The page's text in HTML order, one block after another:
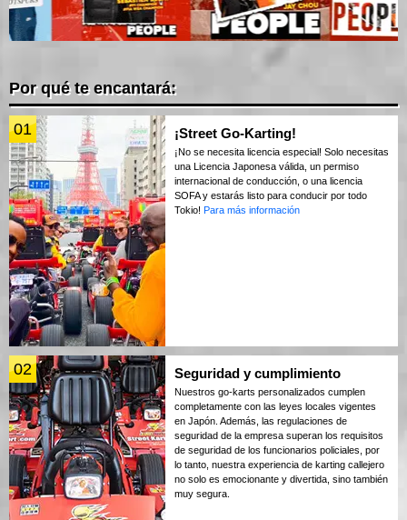
Por qué te encantará:
01 ¡Street Go-Karting!
¡No se necesita licencia especial! Solo necesitas
una Licencia Japonesa válida, un permiso
internacional de conducción, o una licencia
SOFA y estarás listo para conducir por todo
Tokio! Para más información
02 Seguridad y cumplimiento
Nuestros go-karts personalizados cumplen
completamente con las leyes locales vigentes
en Japón. Además, las regulaciones de
seguridad de la empresa superan los requisitos
de seguridad de los funcionarios policiales, por
lo tanto, nuestra experiencia de karting callejero
no solo es emocionante y divertida, sino también
muy segura.